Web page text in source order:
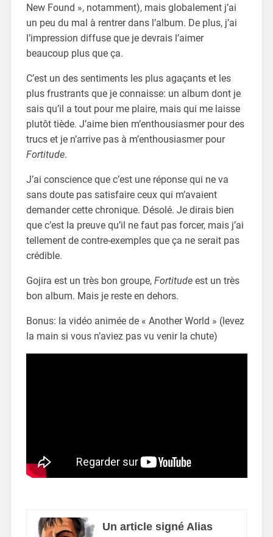
New Found », notamment), mais globalement j’ai
un peu du mal à rentrer dans l’album. De plus, j’ai
l’impression diffuse que je devrais l’aimer
beaucoup plus que ça.
C’est un des sentiments les plus agaçants et les
plus frustrants que je connaisse: un album dont je
sais qu’il a tout pour me plaire, mais qui me laisse
plutôt tiède. J’aime bien m’enthousiasmer pour des
trucs et je n’arrive pas à m’enthousiasmer pour
Fortitude.
J’ai conscience que c’est une réponse qui ne va
sans doute pas satisfaire ceux qui m’avaient
demander cette chronique. Désolé. Je dirais bien
que c’est la preuve qu’il ne faut pas forcer, mais j’ai
tellement de contre-exemples que ça ne serait pas
crédible.
Gojira est un très bon groupe, Fortitudeest un très
bon album. Mais je reste en dehors.
Bonus: la vidéo animée de « Another World » (levez
la main si vous n’aviez pas vu venir la chute)
Un article signé Alias